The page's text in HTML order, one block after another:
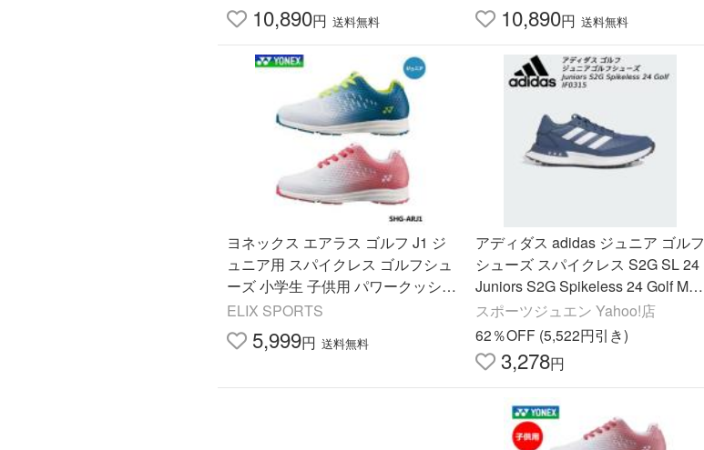
10,890円 送料無料 10,890円 送料無料
ヨネックス エアラス ゴルフ J1 ジ
ュニア用 スパイクレス ゴルフシュ
ーズ 小学生 子供用 パワークッショ
ン 21〜23cm YONEX SHG-ARJ1
送料無料 あす楽 あすつく
ELIX SPORTS
5,999円 送料無料
アディダス adidas ジュニア ゴルフ
シューズ スパイクレス S2G SL 24
Juniors S2G Spikeless 24 Golf MD
K96 IF0315
スポーツジュエン Yahoo!店
62％OFF (5,522円引き)
3,278円